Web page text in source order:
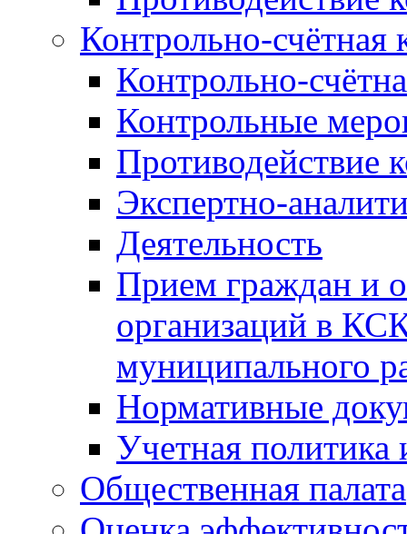
Контрольно-счётная
Контрольно-
Контрольные
Противодействие
Экспертно-
Деятельность
Прием граждан и
организаций в
муниципального
Нормативные
Учетная политика
Общественная палата